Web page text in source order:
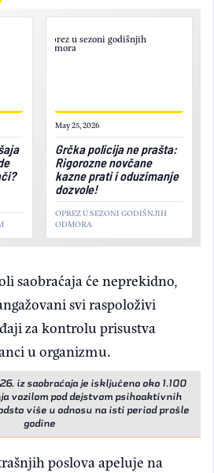
May 25, 2026
Grčka policija ne prašta:
Rigorozne novčane
kazne prati i oduzimanje
dozvole!
OPREZ U SEZONI GODIŠNJIH
ODMORA
saobraćaja će neprekidno,
svi raspoloživi
za kontrolu prisustva
u organizmu.
iz saobraćaja je isključeno oko 1.100
vozilom pod dejstvom psihoaktivnih
više u odnosu na isti period prošle
godine
poslova apeluje na